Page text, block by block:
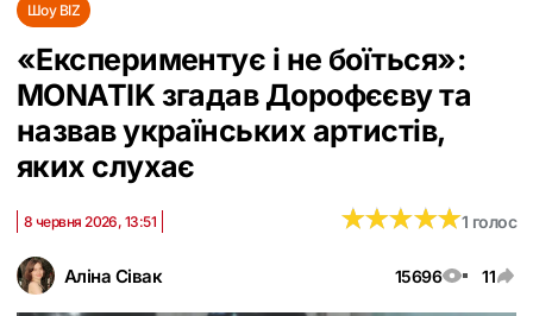
Шоу BIZ
«Експериментує і не боїться»:
MONATIK згадав Дорофєєву та
назвав українських артистів,
яких слухає
Аліна Сівак 15696 11
8 червня 2026, 13:51 ★★★★★
★★★★★1 голос